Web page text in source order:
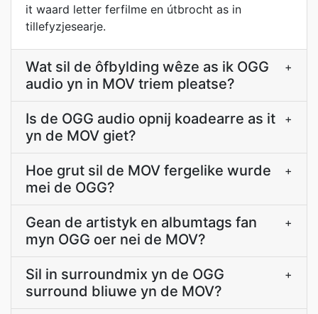
it waard letter ferfilme en útbrocht as in
tillefyzjesearje.
Wat sil de ôfbylding wêze as ik OGG
audio yn in MOV triem pleatse?
+
Is de OGG audio opnij koadearre as it
yn de MOV giet?
+
Hoe grut sil de MOV fergelike wurde
mei de OGG?
+
Gean de artistyk en albumtags fan
myn OGG oer nei de MOV?
+
Sil in surroundmix yn de OGG
surround bliuwe yn de MOV?
+